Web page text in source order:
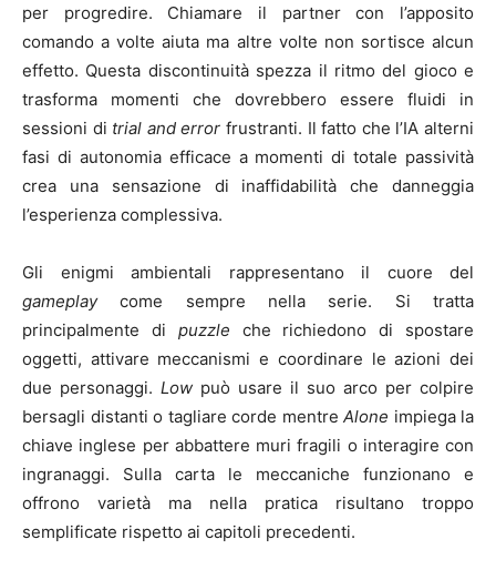
per progredire. Chiamare il partner con l’apposito
comando a volte aiuta ma altre volte non sortisce alcun
effetto. Questa discontinuità spezza il ritmo del gioco e
trasforma momenti che dovrebbero essere fluidi in
sessioni di trial and error frustranti. Il fatto che l’IA alterni
fasi di autonomia efficace a momenti di totale passività
crea una sensazione di inaffidabilità che danneggia
l’esperienza complessiva.
Gli enigmi ambientali rappresentano il cuore del
gameplaycome sempre nella serie. Si tratta
principalmente di puzzle che richiedono di spostare
oggetti, attivare meccanismi e coordinare le azioni dei
due personaggi. Low può usare il suo arco per colpire
bersagli distanti o tagliare corde mentre Alone impiega la
chiave inglese per abbattere muri fragili o interagire con
ingranaggi. Sulla carta le meccaniche funzionano e
offrono varietà ma nella pratica risultano troppo
semplificate rispetto ai capitoli precedenti.